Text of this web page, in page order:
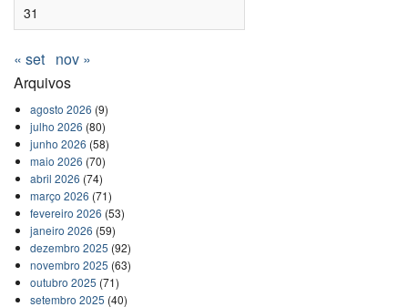
31
« set nov »
Arquivos
agosto 2026 (9)
julho 2026 (80)
junho 2026 (58)
maio 2026 (70)
abril 2026 (74)
março 2026 (71)
fevereiro 2026 (53)
janeiro 2026 (59)
dezembro 2025 (92)
novembro 2025 (63)
outubro 2025 (71)
setembro 2025 (40)